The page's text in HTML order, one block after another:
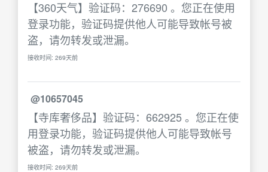
【360天气】验证码：276690 。您正在使用
登录功能，验证码提供他人可能导致帐号被
盗，请勿转发或泄漏。
接收时间: 269天前
@10657045
【寺库奢侈品】验证码：662925 。您正在使
用登录功能，验证码提供他人可能导致帐号
被盗，请勿转发或泄漏。
接收时间: 269天前